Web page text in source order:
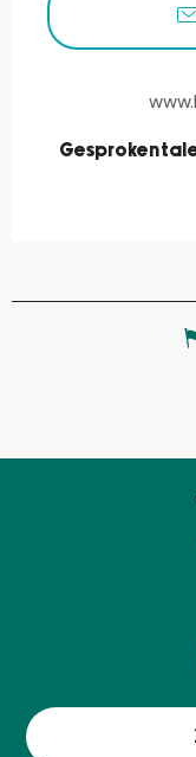
Gesproken
Gesproken